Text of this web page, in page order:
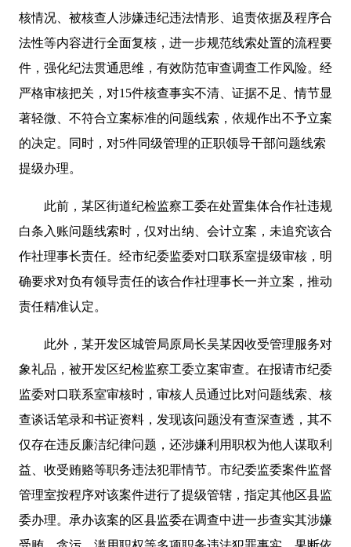
核情况、被核查人涉嫌违纪违法情形、追责依据及程序合
法性等内容进行全面复核，进一步规范线索处置的流程要
件，强化纪法贯通思维，有效防范审查调查工作风险。经
严格审核把关，对15件核查事实不清、证据不足、情节显
著轻微、不符合立案标准的问题线索，依规作出不予立案
的决定。同时，对5件同级管理的正职领导干部问题线索
提级办理。
此前，某区街道纪检监察工委在处置集体合作社违规
白条入账问题线索时，仅对出纳、会计立案，未追究该合
作社理事长责任。经市纪委监委对口联系室提级审核，明
确要求对负有领导责任的该合作社理事长一并立案，推动
责任精准认定。
此外，某开发区城管局原局长吴某因收受管理服务对
象礼品，被开发区纪检监察工委立案审查。在报请市纪委
监委对口联系室审核时，审核人员通过比对问题线索、核
查谈话笔录和书证资料，发现该问题没有查深查透，其不
仅存在违反廉洁纪律问题，还涉嫌利用职权为他人谋取利
益、收受贿赂等职务违法犯罪情节。市纪委监委案件监督
管理室按程序对该案件进行了提级管辖，指定其他区县监
委办理。承办该案的区县监委在调查中进一步查实其涉嫌